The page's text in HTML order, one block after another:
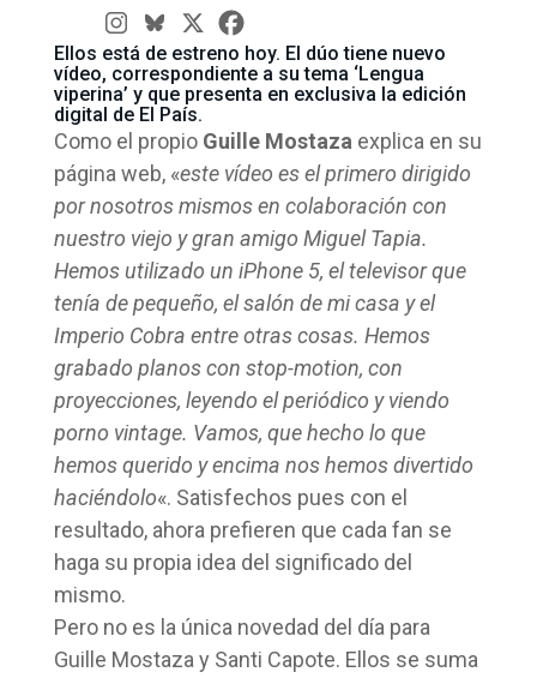
Ellos está de estreno hoy. El dúo tiene nuevo
vídeo, correspondiente a su tema ‘Lengua
viperina’ y que presenta en exclusiva la edición
digital de El País.
Como el propio Guille Mostaza explica en su
página web, «este vídeo es el primero dirigido
por nosotros mismos en colaboración con
nuestro viejo y gran amigo Miguel Tapia.
Hemos utilizado un iPhone 5, el televisor que
tenía de pequeño, el salón de mi casa y el
Imperio Cobra entre otras cosas. Hemos
grabado planos con stop-motion, con
proyecciones, leyendo el periódico y viendo
porno vintage. Vamos, que hecho lo que
hemos querido y encima nos hemos divertido
haciéndolo«. Satisfechos pues con el
resultado, ahora prefieren que cada fan se
haga su propia idea del significado del
mismo.
Pero no es la única novedad del día para
Guille Mostaza y Santi Capote. Ellos se suma